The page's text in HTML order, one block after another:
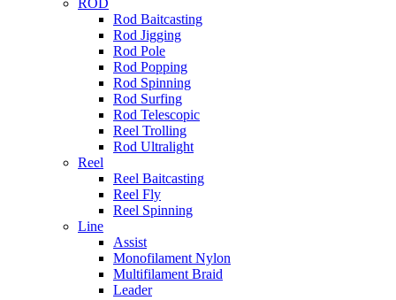
Rod Baitcasting
Rod Jigging
Rod Pole
Rod Popping
Rod Spinning
Rod Surfing
Rod Telescopic
Reel Trolling
Rod Ultralight
Reel
Reel Baitcasting
Reel Fly
Reel Spinning
Line
Assist
Monofilament Nylon
Multifilament Braid
Leader